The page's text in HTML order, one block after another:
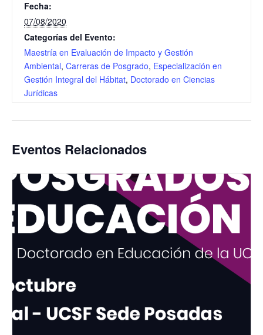
Fecha:
07/08/2020
Categorías del Evento:
Maestría en Evaluación de Impacto y Gestión
Ambiental, Carreras de Posgrado, Especialización en
Gestión Integral del Hábitat, Doctorado en Ciencias
Jurídicas
Eventos Relacionados